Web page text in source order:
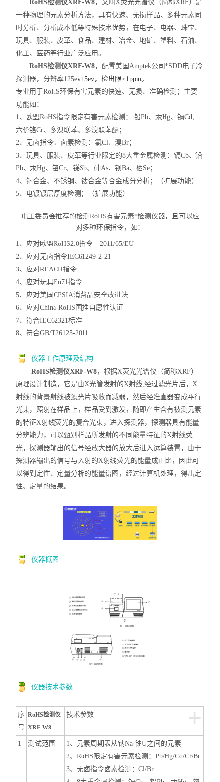
RoHS检测仪XRF-W8，又叫X荧光光谱仪（简称XRF）是
一种物理的元素分析方法，具有快速、无损样品、多种元素同
时分析、分析成本低等特殊技术优势，在电子、电器、珠宝、
玩具、服装、皮革、食品、建材、冶金、地矿、塑料、石油、
化工、医药等行业广泛应用。
RoHS检测仪XRF-W8，配置美国Amptek公司*SDD电子冷
探测器，分辨率125ev±5ev，检出限≤1ppm。
专业用于RoHS环保有害元素的快速、无损、准确检测 ；主要
功能如 ：
1、欧盟RoHS指令限定有害元素检测 ： 铅Pb、汞Hg、镉Cd、
六价铬Cr、多溴联苯、多溴联苯醚；
2、无卤指令， 卤素检测 ：氯Cl、溴Br；
3、玩具、服装、皮革等行业限定的8大重金属检测 ：镉Cb、铅
Pb、汞Hg、铬Cr、锑Sb、砷As、钡Ba、硒Se；
4、铜合金、不锈钢、钛合金等合金成分分析；（扩展功能）
5、电镀镀层厚度检测；（扩展功能）
电工委员会推荐的检测 RoHS有害元素*检测仪器， 且 可以应
对多种环保指令， 如 ：
1、应对欧盟RoHS2.0指令—2011/65/EU
2、应对无卤指令IEC61249-2-21
3、应对REACH指令
4、应对玩具En71指令
5、应对美国CPSIA消费品安全改进法
6、应对China-RoHS国推自愿性认证
7、符合IEC62321标准
8、符合GB/T26125-2011
仪器工作原理及结构
RoHS检测仪XRF-W8，根据X荧光光谱仪 （简称XRF）
原理设计制造， 它是由X光管发射的X射线,经过滤光片后，X
射线的背景射线被滤光片吸收而减弱，然后经准直器变成平行
光束，照射在样品上，样品受到激发，随即产生含有被测元素
的特征X射线荧光的复合光束，进入探测器，探测器具有能量
分辨能力，可以甄别样品所发射的不同能量特征的X射线荧
光，探测器输出的信号经放大器的放大后进入运算装置，由于
探测器输出的信号与入射的X射线荧光的能量成正比，因此可
以得到定性、定量分析的能量谱图，经过计算机处理，得出定
性、定量的结果。
仪器概图
仪器技术参数
+
序
号
RoHS检测仪
XRF-W8
技术参数
1 测试范围 1、元素周期表 从钠Na-铀U之间的元素
2、RoHS限定有害元素检测：Pb/Hg/Cd/Cr/Br
3、无卤指令卤素检测：Cl/Br